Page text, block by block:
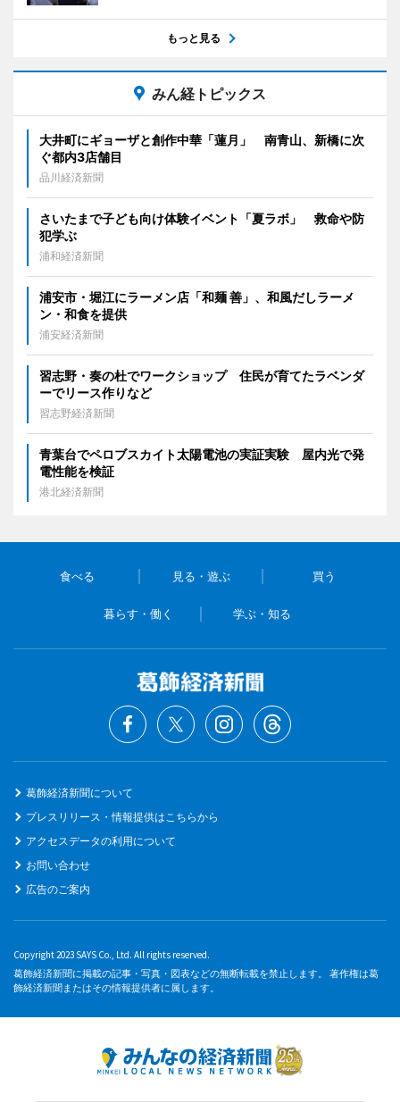
もっと見る
みん経トピックス
大井町にギョーザと創作中華「蓮月」 南青山、新橋に次
ぐ都内3店舗目
品川経済新聞
さいたまで子ども向け体験イベント「夏ラボ」 救命や防
犯学ぶ
浦和経済新聞
浦安市・堀江にラーメン店「和麺 善」、和風だしラーメ
ン・和食を提供
浦安経済新聞
習志野・奏の杜でワークショップ 住民が育てたラベンダ
ーでリース作りなど
習志野経済新聞
青葉台でペロブスカイト太陽電池の実証実験 屋内光で発
電性能を検証
港北経済新聞
食べる 見る・遊ぶ 買う
暮らす・働く 学ぶ・知る
葛飾経済新聞について
プレスリリース・情報提供はこちらから
アクセスデータの利用について
お問い合わせ
広告のご案内
Copyright 2023 SAYS Co., Ltd. All rights reserved.
葛飾経済新聞に掲載の記事・写真・図表などの無断転載を禁止します。 著作権は葛
飾経済新聞またはその情報提供者に属します。